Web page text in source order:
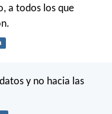
a todos los que
y no hacia las